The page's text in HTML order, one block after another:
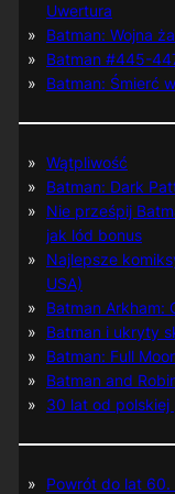
Uwertura
Batman: Wojna
Batman #445-
Batman: Śmierć
Wątpliwość
Batman: Dark
Nie prześpij
jak lód bonus
Najlepsze
USA)
Batman Arkham:
Batman i ukryty
Batman: Full
Batman and
30 lat od polskiej
Powrót do lat